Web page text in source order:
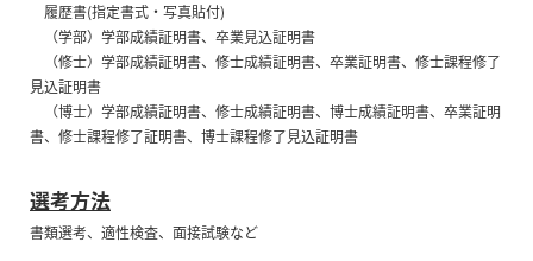
履歴書(指定書式・写真貼付)
（学部）学部成績証明書、卒業見込証明書
（修士）学部成績証明書、修士成績証明書、卒業証明書、修士課程修了
見込証明書
（博士）学部成績証明書、修士成績証明書、博士成績証明書、卒業証明
書、修士課程修了証明書、博士課程修了見込証明書
選考方法
書類選考、適性検査、面接試験など